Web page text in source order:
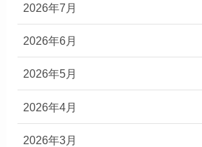
2026年7月
2026年6月
2026年5月
2026年4月
2026年3月